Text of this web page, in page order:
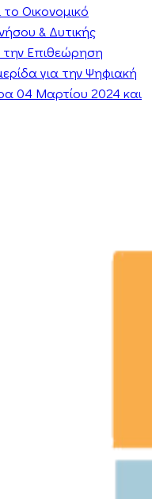
Οικονομικό
& Δυτικής
Επιθεώρηση
για την Ψηφιακή
04 Μαρτίου 2024 και